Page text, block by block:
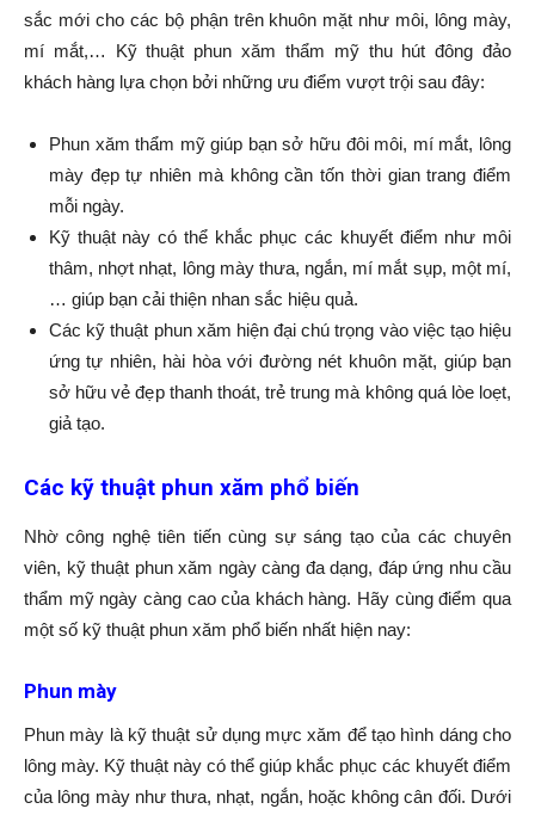
sắc mới cho các bộ phận trên khuôn mặt như môi, lông mày,
mí mắt,… Kỹ thuật phun xăm thẩm mỹ thu hút đông đảo
khách hàng lựa chọn bởi những ưu điểm vượt trội sau đây:
Phun xăm thẩm mỹ giúp bạn sở hữu đôi môi, mí mắt, lông
mày đẹp tự nhiên mà không cần tốn thời gian trang điểm
mỗi ngày.
Kỹ thuật này có thể khắc phục các khuyết điểm như môi
thâm, nhợt nhạt, lông mày thưa, ngắn, mí mắt sụp, một mí,
… giúp bạn cải thiện nhan sắc hiệu quả.
Các kỹ thuật phun xăm hiện đại chú trọng vào việc tạo hiệu
ứng tự nhiên, hài hòa với đường nét khuôn mặt, giúp bạn
sở hữu vẻ đẹp thanh thoát, trẻ trung mà không quá lòe loẹt,
giả tạo.
Các kỹ thuật phun xăm phổ biến
Nhờ công nghệ tiên tiến cùng sự sáng tạo của các chuyên
viên, kỹ thuật phun xăm ngày càng đa dạng, đáp ứng nhu cầu
thẩm mỹ ngày càng cao của khách hàng. Hãy cùng điểm qua
một số kỹ thuật phun xăm phổ biến nhất hiện nay:
Phun mày
Phun mày là kỹ thuật sử dụng mực xăm để tạo hình dáng cho
lông mày. Kỹ thuật này có thể giúp khắc phục các khuyết điểm
của lông mày như thưa, nhạt, ngắn, hoặc không cân đối. Dưới